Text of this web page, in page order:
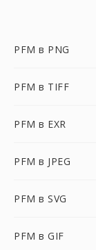
PFM в PNG
PFM в TIFF
PFM в EXR
PFM в JPEG
PFM в SVG
PFM в GIF